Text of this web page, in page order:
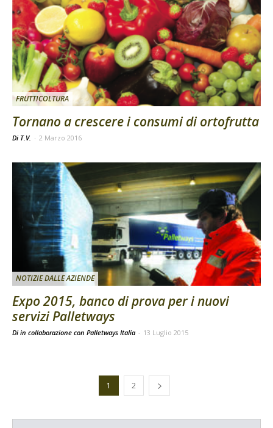
FRUTTICOLTURA
Tornano a crescere i consumi di ortofrutta
Di T.V. - 2 Marzo 2016
NOTIZIE DALLE AZIENDE
Expo 2015, banco di prova per i nuovi
servizi Palletways
Di in collaborazione con Palletways Italia - 13 Luglio 2015
1 2